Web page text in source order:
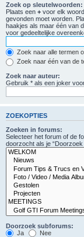
Zoek op sleutelwoorden:
Plaats een + voor elk
gevonden moet worden.
haakjes als maar één van
voor gedeeltelijke
Zoek naar alle termen
Zoek naar één van de
Zoek naar auteur:
Gebruik * als een joker
ZOEKOPTIES
Zoeken in forums:
Selecteer het forum of de
doorzocht als je
Doorzoek subforums:
Ja
Nee